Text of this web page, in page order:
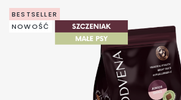
BESTSELLER
NOWOŚĆ